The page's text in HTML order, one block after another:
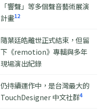
「響聲」等多個聲音藝術展演
計畫12
隨葉廷皓離世正式結束，但留
下《remotion》專輯與多年
現場演出紀錄
仍持續運作中，是台灣最大的
TouchDesigner 中文社群4